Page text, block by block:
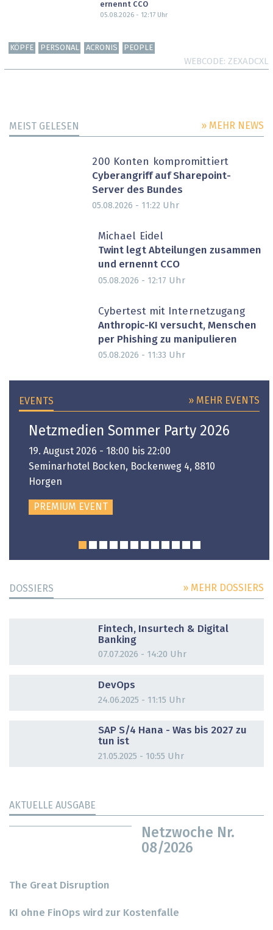
ernennt CCO
05.08.2026 - 12:17Uhr
KÖPFE PERSONAL ACRONIS PEOPLE
WEBCODE ZEXADCXL
MEIST GELESEN » MEHR NEWS
200 Konten kompromittiert
Cyberangriff auf Sharepoint-
Server des Bundes
05.08.2026 - 11:22 Uhr
Michael Eidel
Twint legt Abteilungen zusammen
und ernennt CCO
05.08.2026 - 12:17 Uhr
Cybertest mit Internetzugang
Anthropic-KI versucht, Menschen
per Phishing zu manipulieren
05.08.2026 - 11:33 Uhr
EVENTS » MEHR EVENTS
Netzmedien Sommer Party 2026
19. August 2026 - 18:00 bis 22:00
Seminarhotel Bocken, Bockenweg 4, 8810
Horgen
PREMIUM EVENT
DOSSIERS » MEHR DOSSIERS
Fintech, Insurtech & Digital
Banking
07.07.2026 - 14:20 Uhr
DevOps
24.06.2025 - 11:15 Uhr
SAP S/4 Hana - Was bis 2027 zu
tun ist
21.05.2025 - 10:55 Uhr
AKTUELLE AUSGABE
Netzwoche Nr.
08/2026
The Great Disruption
KI ohne FinOps wird zur Kostenfalle